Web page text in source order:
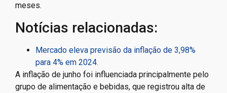
meses.
Notícias relacionadas:
Mercado eleva previsão da inflação de 3,98%
para 4% em 2024.
A inflação de junho foi influenciada principalmente pelo
grupo de alimentação e bebidas, que registrou alta de